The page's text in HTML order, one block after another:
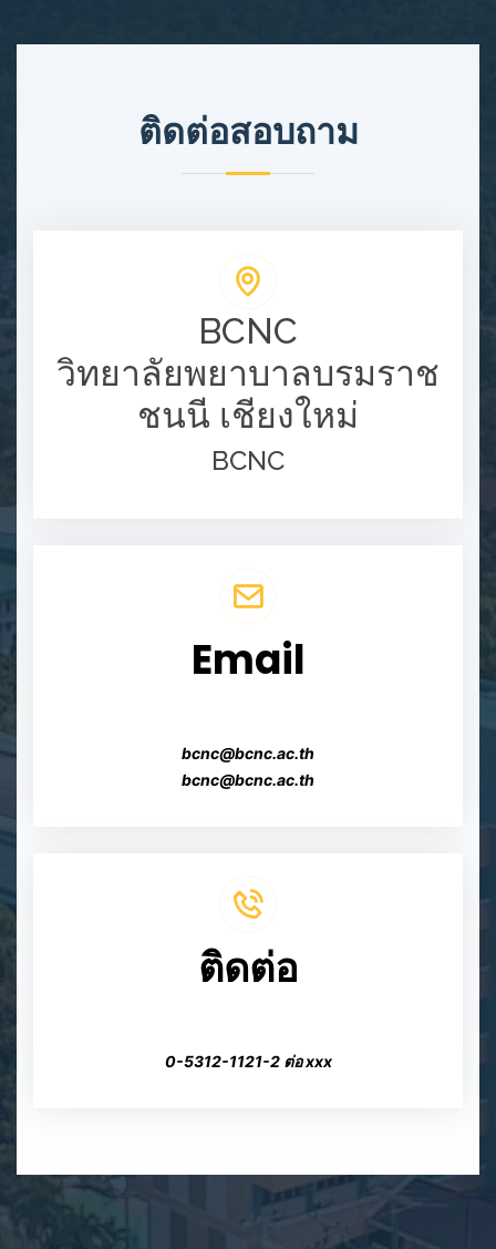
ติดต่อสอบถาม
BCNC
วิทยาลัยพยาบาลบรมราช
ชนนี เชียงใหม่
BCNC
Email
bcnc@bcnc.ac.th
bcnc@bcnc.ac.th
ติดต่อ
0-5312-1121-2 ต่อ xxx